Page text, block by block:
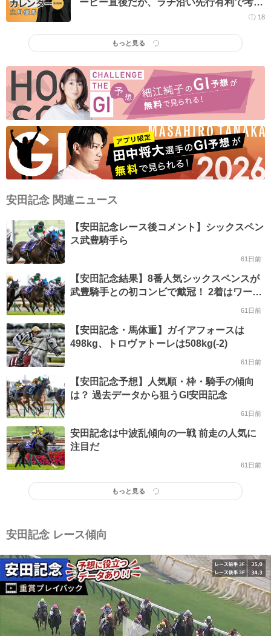
18
もっと見る
安田記念 関連ニュース
【安田記念レース後コメント】シックスペン
ス武豊騎手ら
61日前
【安田記念結果】8番人気シックスペンスが
武豊騎手との初コンビで戴冠！ 2着はワール
61日前
【安田記念・馬体重】ガイアフォースは
498kg、トロヴァトーレは508kg(-2)
61日前
【安田記念予想】人気順・枠・騎手の傾向
は？ 過去データから狙うGI安田記念
61日前
安田記念は中波乱傾向の一戦 前走の人気に
注目だ
61日前
もっと見る
安田記念 レース傾向